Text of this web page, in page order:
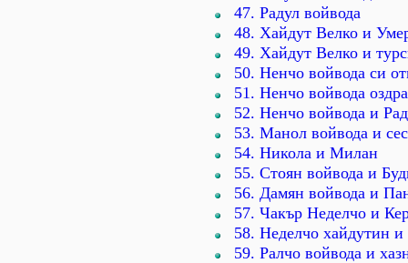
47. Рaдул войвода
48. Хайдут Велко и
49. Хайдут Велко и
50. Ненчо войвода си
51. Ненчо войвода
52. Ненчо войвода и
53. Манол войвода и
54. Никола и Милан
55. Стоян войвода и
56. Дамян войвода и
57. Чакър Неделчо и
58. Неделчо хайдутин и
59. Ралчо войвода и